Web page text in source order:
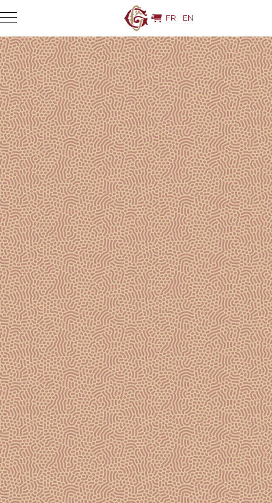
FR EN
GOSSET
PETITE DOUCEUR
ROSÉ
ACHETER
Un rosé à forte proportion de Chardonnays qui
apportent fraîcheur et droiture, complété par des
Pinots Noirs vinifiés en blanc et en rouge. Les vins
rouges issus de différents crus de Champagne sont
élaborés dans la recherche d’un fruité croquant et tout
en finesse.